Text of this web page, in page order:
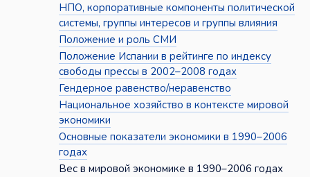
НПО, корпоративные компоненты политической
системы, группы интересов и группы влияния
Положение и роль СМИ
Положение Испании в рейтинге по индексу
свободы прессы в 2002–2008 годах
Гендерное равенство/неравенство
Национальное хозяйство в контексте мировой
экономики
Основные показатели экономики в 1990–2006
годах
Вес в мировой экономике в 1990–2006 годах